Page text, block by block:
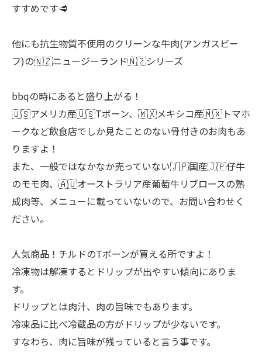
すすめです🥩
他にも抗生物質不使用のクリーンな牛肉(アンガスビー
フ)の🇳🇿ニュージーランド🇳🇿シリーズ
bbqの時にあると盛り上がる！
🇺🇸アメリカ産🇺🇸Tボーン、🇲🇽メキシコ産🇲🇽トマホ
ークなど飲食店でしか見たことのない骨付きのお肉もあ
りますよ！
また、一般ではなかなか売っていない🇯🇵国産🇯🇵仔牛
のモモ肉、🇦🇺オーストラリア産葡萄牛リブロースの熟
成肉等、メニューに載っていないので、お問い合わせく
ださい。
人気商品！チルドのTボーンが買える所ですよ！
冷凍物は解凍するとドリップが出やすい傾向にありま
す。
ドリップとは肉汁、肉の旨味でもあります。
冷凍品に比べ冷蔵品の方がドリップが少ないです。
すなわち、肉に旨味が残っていると言う事です。